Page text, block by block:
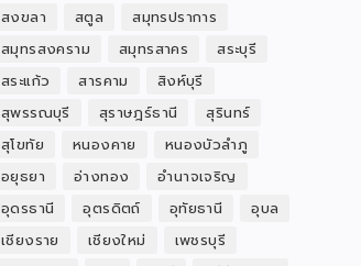
สงขลา
สตูล
สมุทรปราการ
สมุทรสงคราม
สมุทรสาคร
สระบุรี
สระแก้ว
สารคาม
สิงห์บุรี
สุพรรณบุรี
สุราษฎร์ธานี
สุรินทร์
สุโขทัย
หนองคาย
หนองบัวลำภู
อยุธยา
อ่างทอง
อำนาจเจริญ
อุดรธานี
อุตรดิตถ์ อุทัยธานี
อุบล
เชียงราย
เชียงใหม่
เพชรบุรี